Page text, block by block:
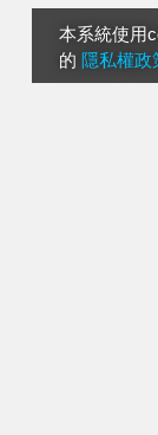
本系統使用
的 隱私權政